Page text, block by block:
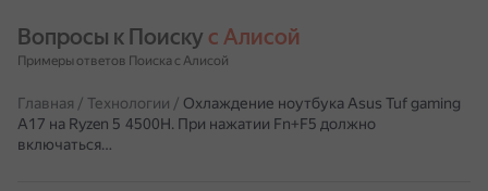
Вопросы к Поиску с Алисой
Примеры ответов Поиска с Алисой
Главная / Технологии / Охлаждение ноутбука Asus Tuf gaming
A17 на Ryzen 5 4500H. При нажатии Fn+F5 должно
включаться…